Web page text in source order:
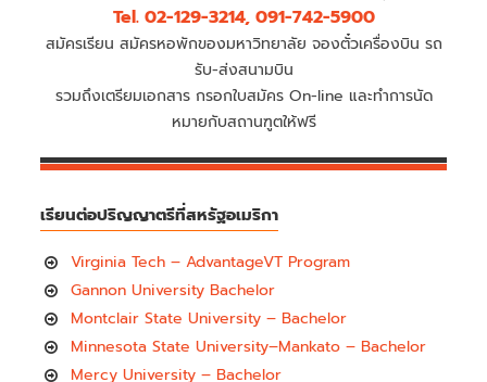
Tel. 02-129-3214, 091-742-5900
สมัครเรียน สมัครหอพักของมหาวิทยาลัย จองตั๋วเครื่องบิน รถ
รับ-ส่งสนามบิน
รวมถึงเตรียมเอกสาร กรอกใบสมัคร On-line และทำการนัด
หมายกับสถานฑูตให้ฟรี
เรียนต่อปริญญาตรีที่สหรัฐอเมริกา
Virginia Tech – AdvantageVT Program
Gannon University Bachelor
Montclair State University – Bachelor
Minnesota State University–Mankato – Bachelor
Mercy University – Bachelor